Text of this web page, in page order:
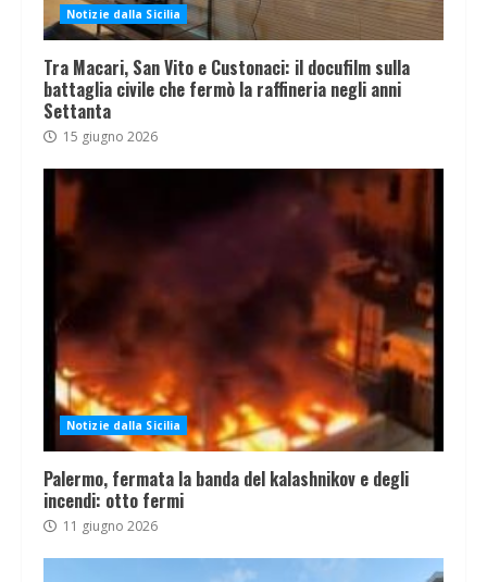
Notizie dalla Sicilia
Tra Macari, San Vito e Custonaci: il docufilm sulla
battaglia civile che fermò la raffineria negli anni
Settanta
15 giugno 2026
Notizie dalla Sicilia
Palermo, fermata la banda del kalashnikov e degli
incendi: otto fermi
11 giugno 2026